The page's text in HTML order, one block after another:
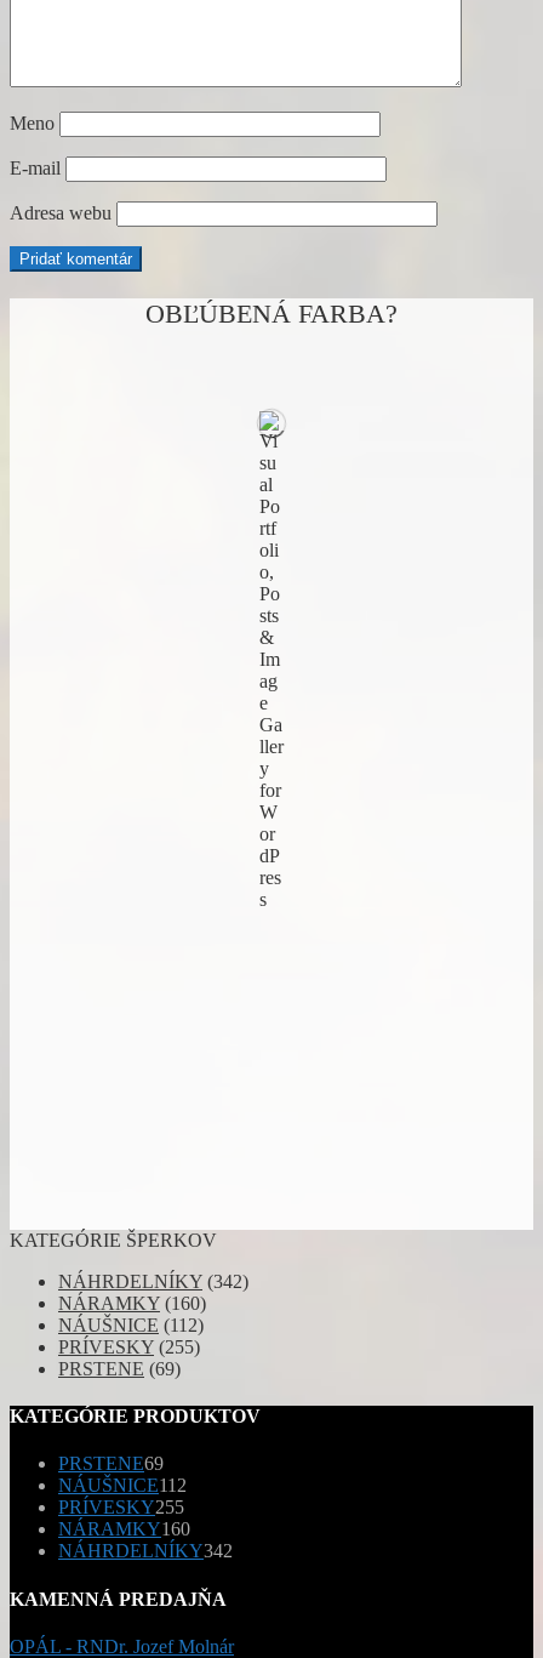
Meno
E-mail
Adresa webu
OBĽÚBENÁ FARBA?
KATEGÓRIE ŠPERKOV
NÁHRDELNÍKY (342)
NÁRAMKY (160)
NÁUŠNICE (112)
PRÍVESKY (255)
PRSTENE (69)
KATEGÓRIE PRODUKTOV
PRSTENE6969
produktov
NÁUŠNICE112
PRÍVESKY255255
produktov
NÁRAMKY160160
produktov
NÁHRDELNÍKY342
KAMENNÁ PREDAJŇA
OPÁL - RNDr. Jozef Molnár